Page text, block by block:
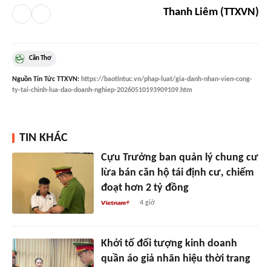
Thanh Liêm (TTXVN)
Cần Thơ
Nguồn Tin Tức TTXVN: https://baotintuc.vn/phap-luat/gia-danh-nhan-vien-cong-
ty-tai-chinh-lua-dao-doanh-nghiep-20260510193909109.htm
TIN KHÁC
Cựu Trưởng ban quản lý chung cư
lừa bán căn hộ tái định cư, chiếm
đoạt hơn 2 tỷ đồng
4 giờ
Khởi tố đối tượng kinh doanh
quần áo giả nhãn hiệu thời trang